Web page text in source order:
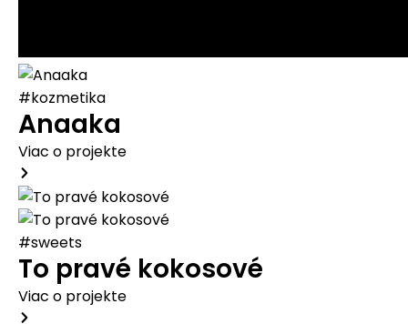
#kozmetika
Anaaka
Viac o projekte
#sweets
To pravé kokosové
Viac o projekte